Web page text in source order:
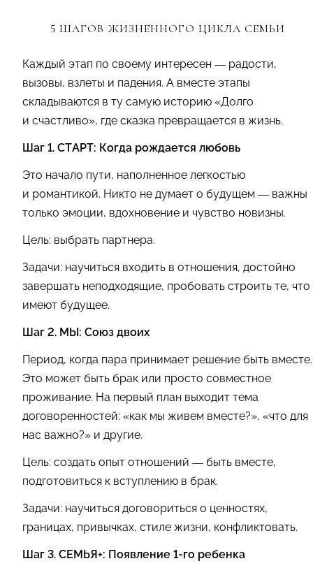
5 ШАГОВ ЖИЗНЕННОГО ЦИКЛА СЕМЬИ
Каждый этап по своему интересен — радости,
вызовы, взлеты и падения. А вместе этапы
складываются в ту самую историю «Долго
и счастливо», где сказка превращается в жизнь.
Шаг 1. СТАРТ: Когда рождается любовь
Это начало пути, наполненное легкостью
и романтикой. Никто не думает о будущем — важны
только эмоции, вдохновение и чувство новизны.
Цель: выбрать партнера.
Задачи: научиться входить в отношения, достойно
завершать неподходящие, пробовать строить те, что
имеют будущее.
Шаг 2. МЫ: Союз двоих
Период, когда пара принимает решение быть вместе.
Это может быть брак или просто совместное
проживание. На первый план выходит тема
договоренностей: «как мы живем вместе?», «что для
нас важно?» и другие.
Цель: создать опыт отношений — быть вместе,
подготовиться к вступлению в брак.
Задачи: научиться договориться о ценностях,
границах, привычках, стиле жизни, конфликтовать.
Шаг 3. СЕМЬЯ+: Появление 1-го ребенка